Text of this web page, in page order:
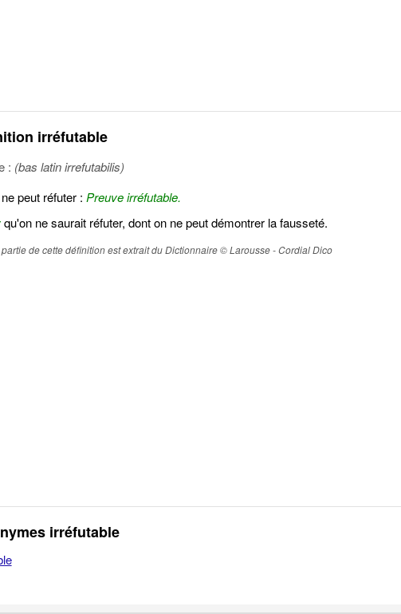
irréfutable
: (bas latin irrefutabilis)
peut réfuter : Preuve irréfutable.
qu'on ne saurait réfuter, dont on ne peut démontrer la fausseté.
partie de cette définition est extrait du Dictionnaire © Larousse - Cordial Dico
irréfutable